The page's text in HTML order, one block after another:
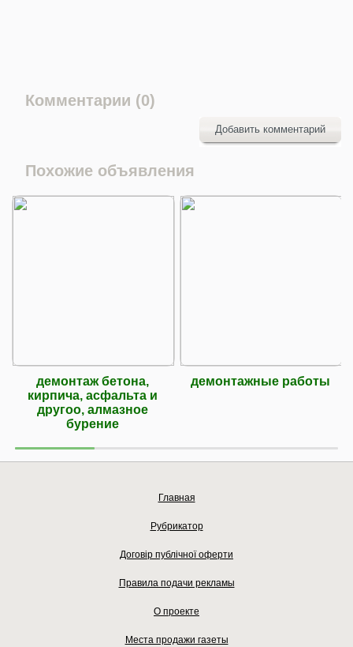
Комментарии (0)
Добавить комментарий
Похожие объявления
демонтаж бетона,
кирпича, асфальта и
другоо, алмазное
бурение
демонтажные работы
Главная
Рубрикатор
Договір публічної оферти
Правила подачи рекламы
О проекте
Места продажи газеты